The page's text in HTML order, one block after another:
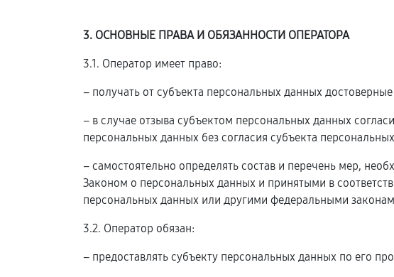
3. ОСНОВНЫЕ ПРАВА И ОБЯЗАННОСТИ ОПЕРАТОРА
3.1. Оператор имеет право:
– получать от субъекта персональных данных
– в случае отзыва субъектом персональных данных
персональных данных без согласия субъекта
– самостоятельно определять состав и перечень мер,
Законом о персональных данных и принятыми в
персональных данных или другими федеральными
3.2. Оператор обязан:
– предоставлять субъекту персональных данных по его